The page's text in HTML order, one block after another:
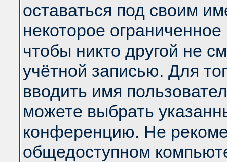
оставаться под своим
некоторое
чтобы никто другой не
учётной записью. Для
вводить имя
можете выбрать
конференцию. Не
общедоступном